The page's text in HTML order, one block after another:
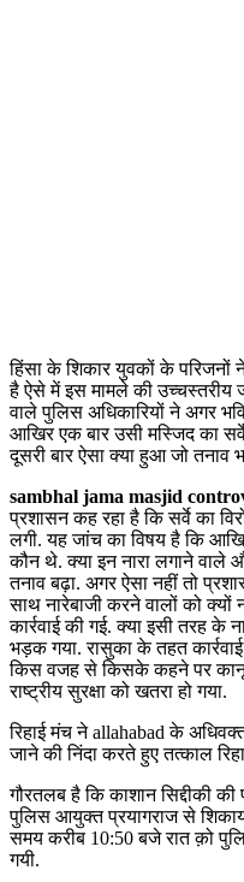
हिंसा के शिकार युवकों के परिजनों
है ऐसे में इस मामले की उच्चस्तरीय
वाले पुलिस अधिकारियों ने अगर
आखिर एक बार उसी मस्जिद का
दूसरी बार ऐसा क्या हुआ जो तनाव
sambhal jama masjid
प्रशासन कह रहा है कि सर्वे का
लगी. यह जांच का विषय है कि
कौन थे. क्या इन नारा लगाने वाले
तनाव बढ़ा. अगर ऐसा नहीं तो
साथ नारेबाजी करने वालों को क्यों
कार्रवाई की गई. क्या इसी तरह
भड़क गया. रासुका के तहत
किस वजह से किसके कहने पर
राष्ट्रीय सुरक्षा को खतरा हो गया.
रिहाई मंच ने allahabad के
जाने की निंदा करते हुए तत्काल
गौरतलब है कि काशान सिद्दीकी की
पुलिस आयुक्त प्रयागराज से
समय करीब 10:50 बजे रात क़ो
गयी.